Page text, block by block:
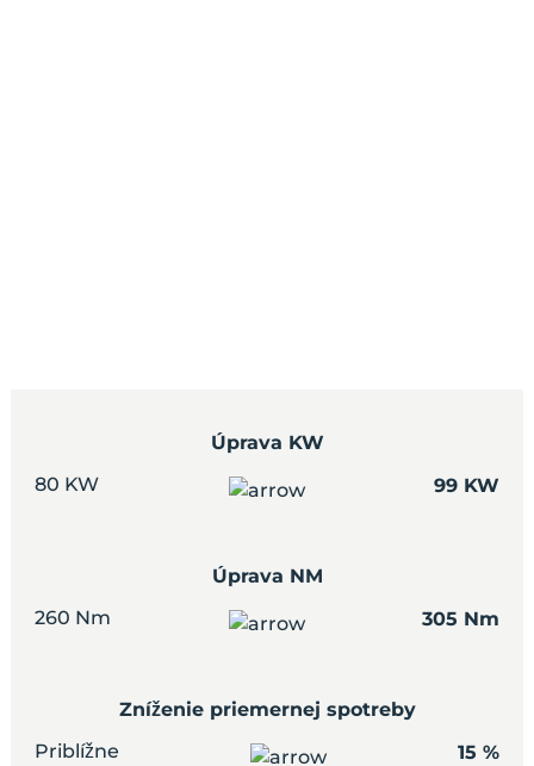
Úprava KW
80 KW
99 KW
Úprava NM
260 Nm
305 Nm
Zníženie priemernej spotreby
Priblížne
15 %